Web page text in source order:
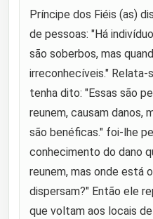
conhecimento."
"Aquele que sempre
suas ações."
36
Amirul Mumnin (as)
compatriota de
na frente del
Príncipe dos Fiéis
Hassan(as) : "Ó filho
de mim. Nada te fará
"As numerosas
Príncipe dos Fiéis (as)
de pessoas: "Há
são soberbos, mas
irreconhecíveis." Relata-
tenha dito: "Essas são
reunem, causam danos,
são benéficas." foi-lhe
conhecimento do dano
reunem, mas onde está
dispersam?" Então ele
que voltam aos locais